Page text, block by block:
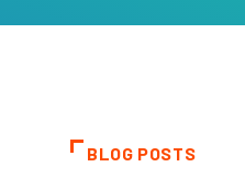
BLOG POSTS